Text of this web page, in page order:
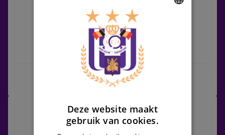
Jong Gent RSCA Futures
Wedstrijdcentrum
12/09/2026 -16:00
Challenger Pro League
Deze website maakt
gebruik van cookies.